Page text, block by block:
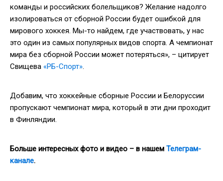
команды и российских болельщиков? Желание надолго
изолироваться от сборной России будет ошибкой для
мирового хоккея. Мы-то найдем, где участвовать, у нас
это один из самых популярных видов спорта. А чемпионат
мира без сборной России может потеряться», – цитирует
Свищева «РБ-Спорт».
Добавим, что хоккейные сборные России и Белоруссии
пропускают чемпионат мира, который в эти дни проходит
в Финляндии.
Больше интересных фото и видео – в нашем Телеграм-
канале.